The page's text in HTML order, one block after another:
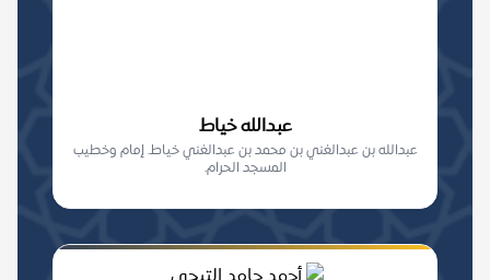
عبدالله خياط
عبدالله بن عبدالغني بن محمد بن عبدالغني خياط. إمام وخطيب
المسجد الحرام.